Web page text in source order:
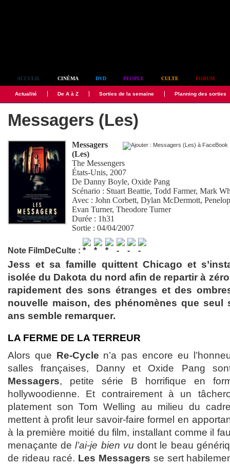
ACCUEIL CINÉMA DVD PEOPLE CULTE FORUM
Actualité De A à Z Sorties de la semaine Planning des sorties
Messagers (Les)
Messagers
(Les)
The Messengers
États-Unis, 2007
DeDanny Boyle,Oxide Pang
Scénario : Stuart Beattie,Todd Farmer,Mark
Avec :John Corbett,Dylan McDermott,
Evan Turner,Theodore Turner
Durée : 1h31
Sortie : 04/04/2007
Note FilmDeCulte :
Jess et sa famille quittent Chicago et
isolée du Dakota du nord afin de repartir à
rapidement des sons étranges et des
nouvelle maison, des phénomènes que seul
ans semble remarquer.
LA FERME DE LA TERREUR
Alors que Re-Cycle n’a pas encore eu
salles françaises, Danny et Oxide Pang
Messagers, petite série B horrifique en
hollywoodienne. Et contrairement à un
platement son Tom Welling au milieu du
mettent à profit leur savoir-faire formel en
à la première moitié du film, installant comme il
menaçante del’ai-je bien vu dont le beau
de rideau racé. Les Messagers se sert